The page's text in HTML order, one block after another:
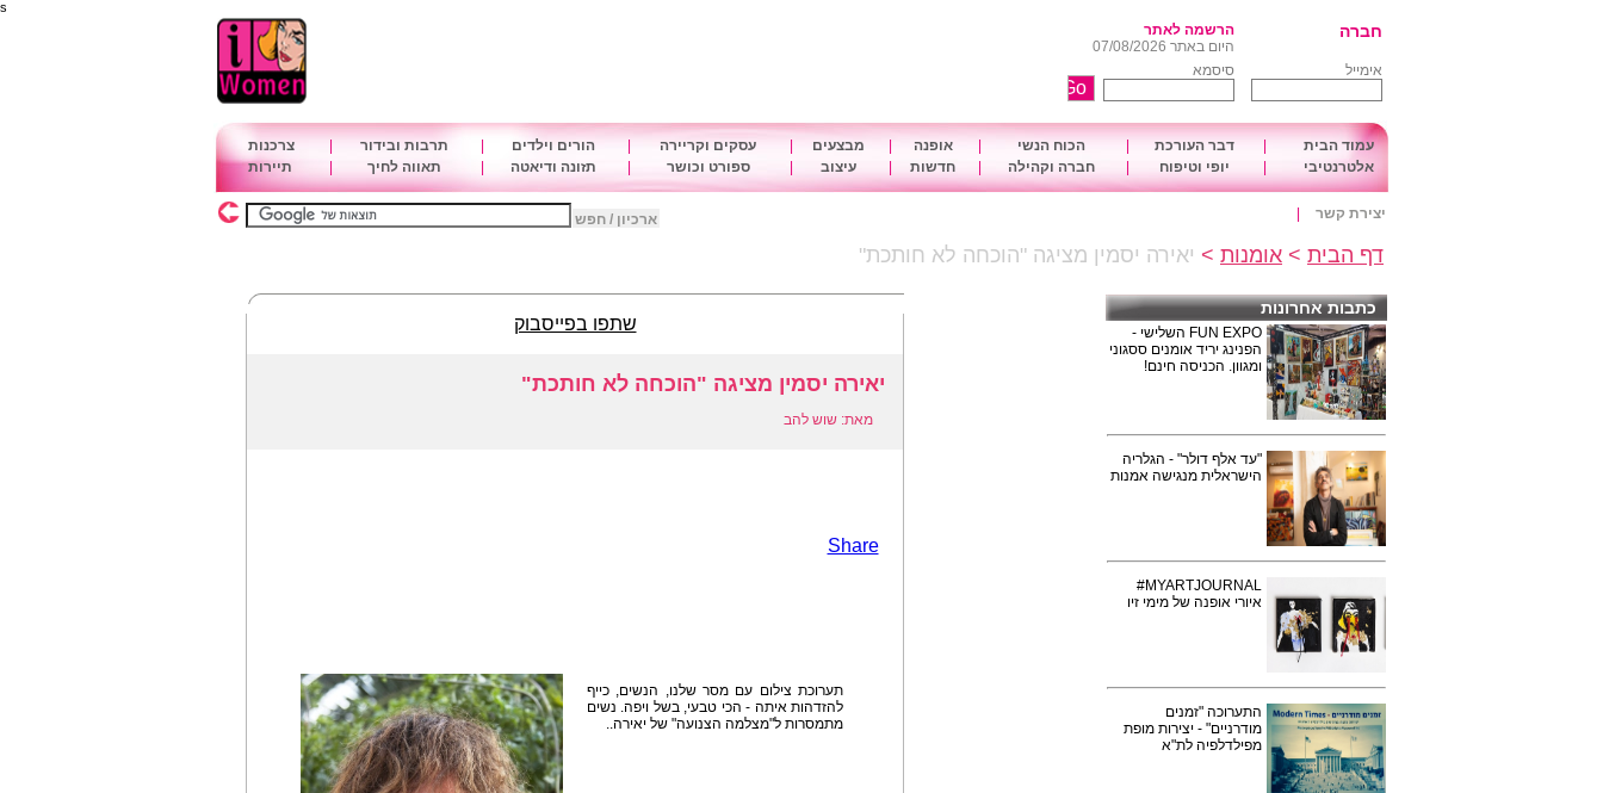
s
חברה
הרשמה לאתר
היום באתר 07/08/2026
אימייל
סיסמא
עמוד הבית דבר העורכת הכוח הנשי אופנה מבצעים עסקים וקריירה הורים וילדים תרבות ובידור
צרכנות
אלטרנטיבי
יופי וטיפוח חברה וקהילה חדשות עיצוב ספורט וכושר תזונה ודיאטה תאווה לחיך תיירות
יצירת קשר ארכיון / חפש
דף הבית > אומנות > יאירה יסמין מציגה "הוכחה לא חותכת"
כתבות אחרונות
FUN EXPO השלישי -
הפנינג יריד אומנים ססגוני
ומגוון. הכניסה חינם!
"עד אלף דולר" - הגלריה
הישראלית מנגישה אמנות
MYARTJOURNAL#
איורי אופנה של מימי זיו
התערוכה "זמנים
מודרניים" - יצירות מופת
מפילדלפיה לת"א
שתפו בפייסבוק
יאירה יסמין מציגה "הוכחה לא חותכת"
מאת: שוש להב
Share
תערוכת צילום עם מסר שלנו, הנשים, כייף
להזדהות איתה - הכי טבעי, בשל ויפה. נשים
מתמסרות ל"מצלמה הצנועה" של יאירה..